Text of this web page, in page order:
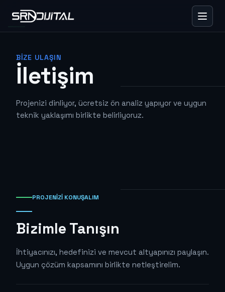
BIZE ULAŞIN
İletişim
Projenizi dinliyor, ücretsiz ön analiz yapıyor ve uygun
teknik yaklaşımı birlikte belirliyoruz.
PROJENIZI KONUŞALIM
Bizimle Tanışın
İhtiyacınızı, hedefinizi ve mevcut altyapınızı paylaşın.
Uygun çözüm kapsamını birlikte netleştirelim.